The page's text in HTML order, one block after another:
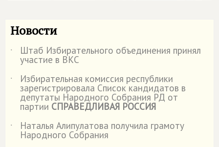
Новости
˙ Штаб Избирательного объединения принял
участие в ВКС
˙
Избирательная комиссия республики
зарегистрировала Список кандидатов в
депутаты Народного Собрания РД от
партии СПРАВЕДЛИВАЯ РОССИЯ
˙
Наталья Алипулатова получила грамоту
Народного Собрания